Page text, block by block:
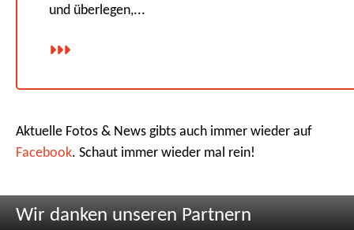
und überlegen,...
Aktuelle Fotos & News gibts auch immer wieder auf
Facebook. Schaut immer wieder mal rein!
Wir danken unseren Partnern